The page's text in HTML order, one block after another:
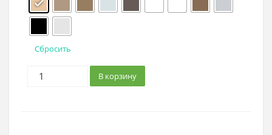
Сбросить
В корзину